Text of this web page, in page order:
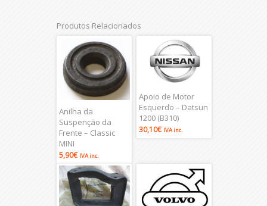
Produtos Relacionados
Anilha da
Suspenção da
Frente – Classic
MINI
5,90€ IVA inc.
Apoio de Motor
Esquerdo – Datsun
1200 (B310)
30,10€ IVA inc.